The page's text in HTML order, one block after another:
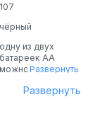
107
чёрный
одну из двух
батареек AA
можно убрать,
скорректировать
Развернуть
Развернуть